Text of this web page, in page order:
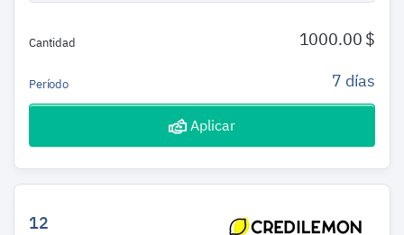
Cantidad 1000.00 $
Período 7 días
Aplicar
12